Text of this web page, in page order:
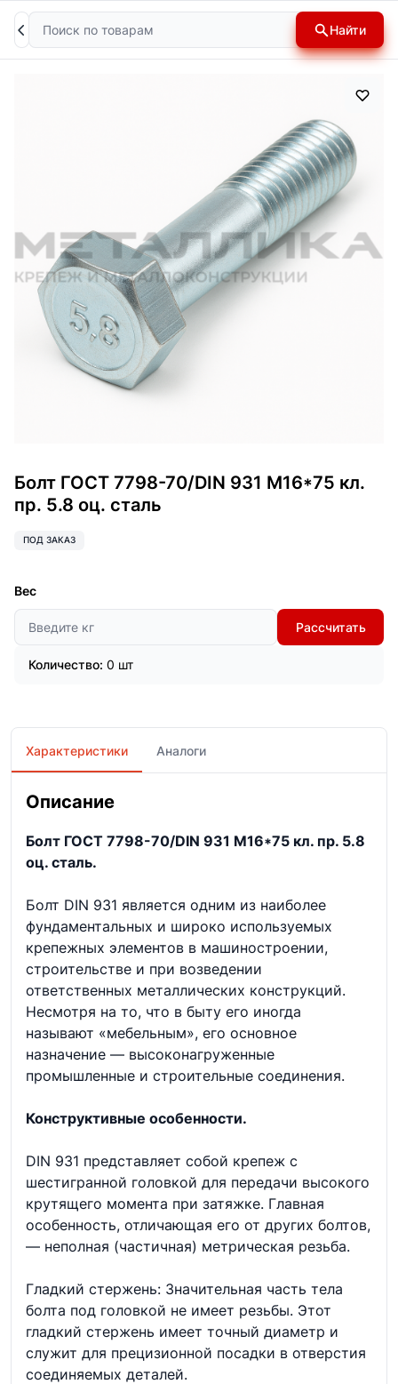
Поиск Найти
Болт ГОСТ 7798-70/DIN 931 М16*75 кл.
пр. 5.8 оц. сталь
ПОД ЗАКАЗ
Вес
Рассчитать
Количество: 0 шт
Характеристики Аналоги
Описание
Болт ГОСТ 7798-70/DIN 931 М16*75 кл. пр. 5.8
оц. сталь.
Болт DIN 931 является одним из наиболее
фундаментальных и широко используемых
крепежных элементов в машиностроении,
строительстве и при возведении
ответственных металлических конструкций.
Несмотря на то, что в быту его иногда
называют «мебельным», его основное
назначение — высоконагруженные
промышленные и строительные соединения.
Конструктивные особенности.
DIN 931 представляет собой крепеж с
шестигранной головкой для передачи высокого
крутящего момента при затяжке. Главная
особенность, отличающая его от других болтов,
— неполная (частичная) метрическая резьба.
Гладкий стержень: Значительная часть тела
болта под головкой не имеет резьбы. Этот
гладкий стержень имеет точный диаметр и
служит для прецизионной посадки в отверстия
соединяемых деталей.